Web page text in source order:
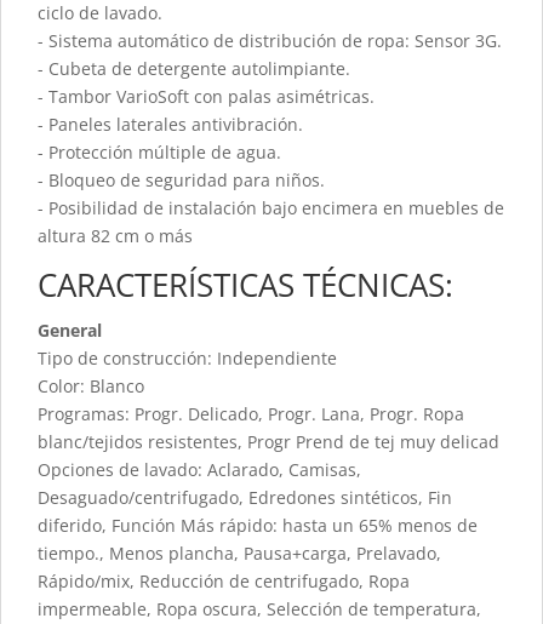
ciclo de lavado.
- Sistema automático de distribución de ropa: Sensor 3G.
- Cubeta de detergente autolimpiante.
- Tambor VarioSoft con palas asimétricas.
- Paneles laterales antivibración.
- Protección múltiple de agua.
- Bloqueo de seguridad para niños.
- Posibilidad de instalación bajo encimera en muebles de
altura 82 cm o más
CARACTERÍSTICAS TÉCNICAS:
General
Tipo de construcción: Independiente
Color: Blanco
Programas: Progr. Delicado, Progr. Lana, Progr. Ropa
blanc/tejidos resistentes, Progr Prend de tej muy delicad
Opciones de lavado: Aclarado, Camisas,
Desaguado/centrifugado, Edredones sintéticos, Fin
diferido, Función Más rápido: hasta un 65% menos de
tiempo., Menos plancha, Pausa+carga, Prelavado,
Rápido/mix, Reducción de centrifugado, Ropa
impermeable, Ropa oscura, Selección de temperatura,